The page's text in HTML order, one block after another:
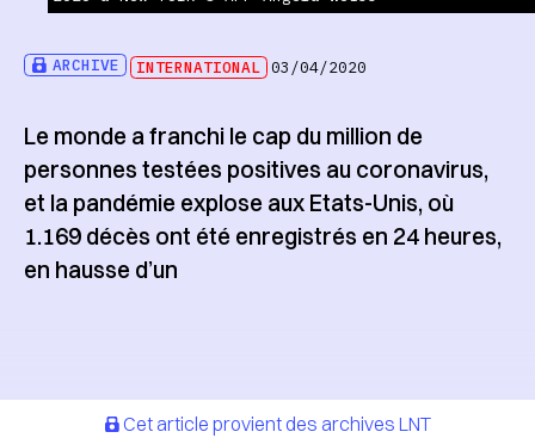
ARCHIVE INTERNATIONAL 03/04/2020
Le monde a franchi le cap du million de
personnes testées positives au coronavirus,
et la pandémie explose aux Etats-Unis, où
1.169 décès ont été enregistrés en 24 heures,
en hausse d’un
Cet article provient des archives LNT